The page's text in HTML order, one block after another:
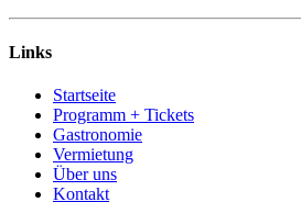
Links
Startseite
Programm + Tickets
Gastronomie
Vermietung
Über uns
Kontakt